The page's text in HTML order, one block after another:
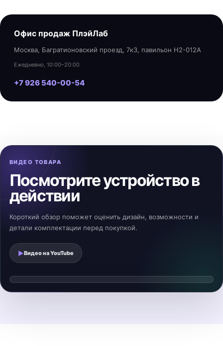
Офис продаж ПлэйЛаб
Москва, Багратионовский проезд, 7к3, павильон H2-012A
Ежедневно, 10:00–20:00
+7 926 540-00-54
ВИДЕО ТОВАРА
Посмотрите устройство в
действии
Короткий обзор поможет оценить дизайн, возможности и
детали комплектации перед покупкой.
▶Видео наYouTube
Смотреть видеообзор